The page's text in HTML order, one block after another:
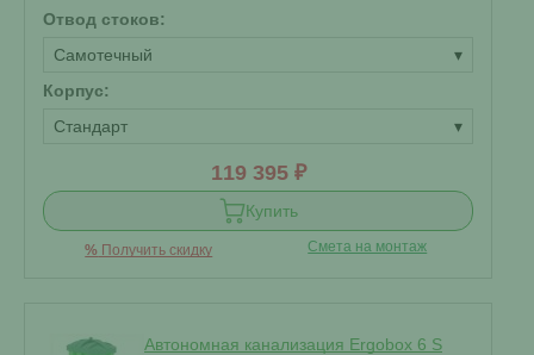
Отвод стоков:
Самотечный
▾
Корпус:
Стандарт
▾
119 395 ₽
Купить
% Получить скидку Смета на монтаж
Автономная канализация Ergobox 6 S